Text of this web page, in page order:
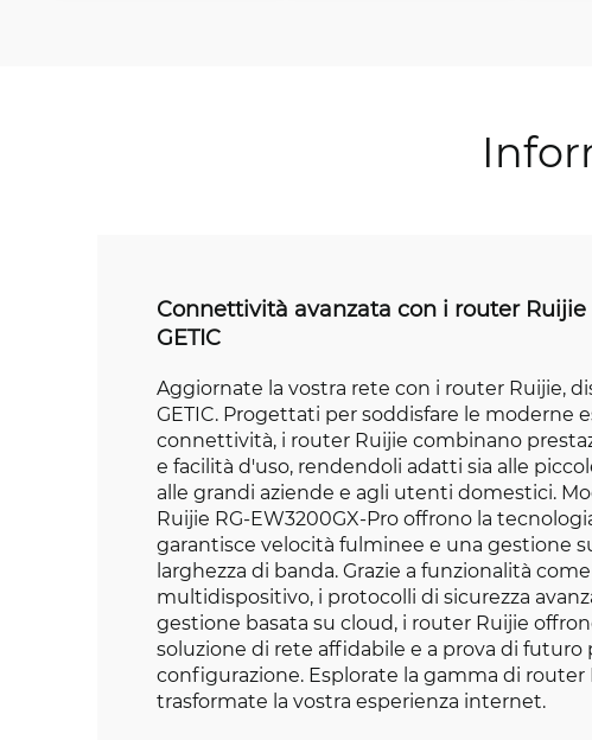
Connettività avanzata con i router Ruijie
GETIC
Aggiornate la vostra rete con i router Ruijie,
GETIC. Progettati per soddisfare le moderne
connettività, i router Ruijie combinano
e facilità d'uso, rendendoli adatti sia alle
alle grandi aziende e agli utenti domestici.
Ruijie RG-EW3200GX-Pro offrono la
garantisce velocità fulminee e una gestione
larghezza di banda. Grazie a funzionalità
multidispositivo, i protocolli di sicurezza
gestione basata su cloud, i router Ruijie
soluzione di rete affidabile e a prova di futuro
configurazione. Esplorate la gamma di router
trasformate la vostra esperienza internet.